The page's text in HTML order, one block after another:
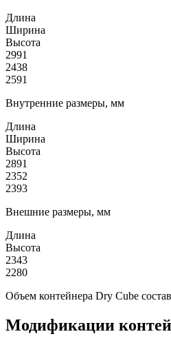
Длина
Ширина
Высота
2991
2438
2591
Внутренние размеры, мм
Длина
Ширина
Высота
2891
2352
2393
Внешние размеры, мм
Длина
Высота
2343
2280
Объем контейнера Dry Cube
Модификации